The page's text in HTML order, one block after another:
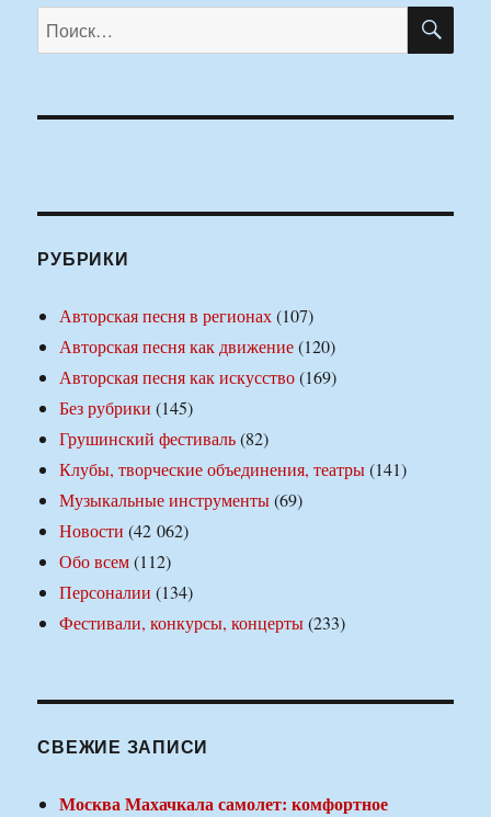
Искать:
РУБРИКИ
Авторская песня в регионах(107)
Авторская песня как движение(120)
Авторская песня как искусство(169)
Без рубрики (145)
Грушинский фестиваль(82)
Клубы, творческие объединения, театры(141)
Музыкальные инструменты(69)
Новости (42 062)
Обо всем(112)
Персоналии (134)
Фестивали, конкурсы, концерты(233)
СВЕЖИЕ ЗАПИСИ
Москва Махачкала самолет: комфортное